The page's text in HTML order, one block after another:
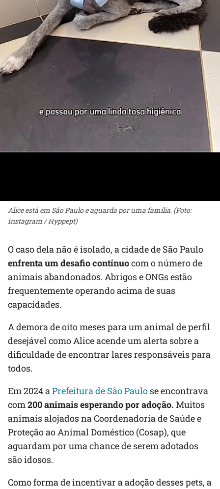
Alice está em São Paulo e aguarda por uma família. (Foto:
Instagram / Hyppept)
O caso dela não é isolado, a cidade de São Paulo
enfrenta um desafio contínuocom o número de
animais abandonados. Abrigos e ONGs estão
frequentemente operando acima de suas
capacidades.
A demora de oito meses para um animal de perfil
desejável como Alice acende um alerta sobre a
dificuldade de encontrar lares responsáveis para
todos.
Em 2024 aPrefeitura de São Paulo se encontrava
com200 animais esperando por adoção. Muitos
animais alojados na Coordenadoria de Saúde e
Proteção ao Animal Doméstico (Cosap), que
aguardam por uma chance de serem adotados
são idosos.
Como forma de incentivar a adoção desses pets, a